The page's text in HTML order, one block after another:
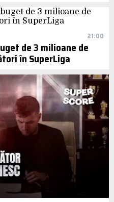
21:00
de 3 milioane de
în SuperLiga